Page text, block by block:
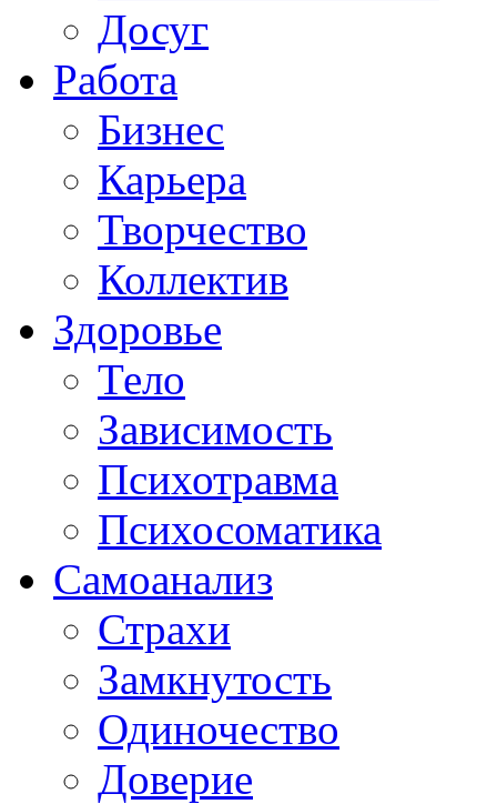
Досуг
Работа
Бизнес
Карьера
Творчество
Коллектив
Здоровье
Тело
Зависимость
Психотравма
Психосоматика
Самоанализ
Страхи
Замкнутость
Одиночество
Доверие